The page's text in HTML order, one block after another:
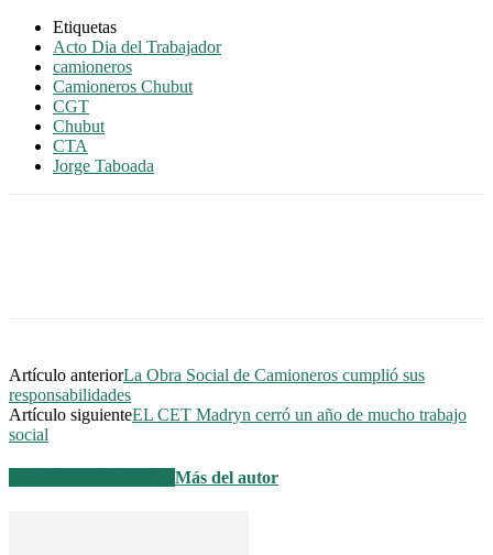
Etiquetas
Acto Dia del Trabajador
camioneros
Camioneros Chubut
CGT
Chubut
CTA
Jorge Taboada
Artículo anteriorLa Obra Social de Camioneros cumplió sus
responsabilidades
Artículo siguienteEL CET Madryn cerró un año de mucho trabajo
social
Más del autor